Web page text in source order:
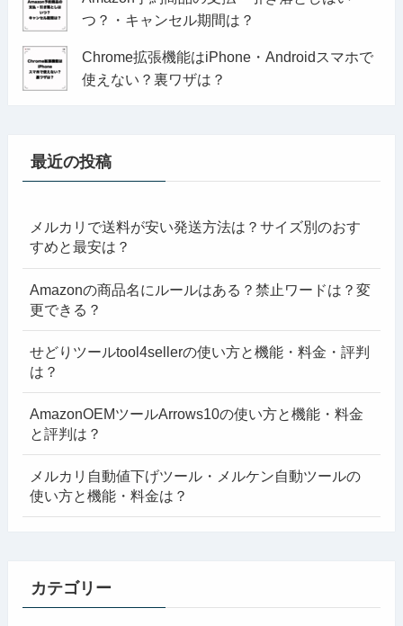
つ？・キャンセル期間は？
Chrome拡張機能はiPhone・Androidスマホで
使えない？裏ワザは？
最近の投稿
メルカリで送料が安い発送方法は？サイズ別のおす
すめと最安は？
Amazonの商品名にルールはある？禁止ワードは？変
更できる？
せどりツールtool4sellerの使い方と機能・料金・評判
は？
AmazonOEMツールArrows10の使い方と機能・料金
と評判は？
メルカリ自動値下げツール・メルケン自動ツールの
使い方と機能・料金は？
カテゴリー